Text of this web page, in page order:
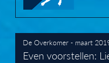
De Overkomer - maart
Even voorstellen: